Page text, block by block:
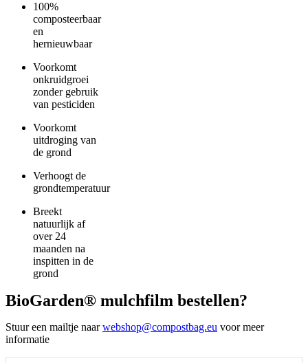
100%
composteerbaar
en
hernieuwbaar
Voorkomt
onkruidgroei
zonder gebruik
van pesticiden
Voorkomt
uitdroging van
de grond
Verhoogt de
grondtemperatuur
Breekt
natuurlijk af
over 24
maanden na
inspitten in de
grond
BioGarden® mulchfilm bestellen?
Stuur een mailtje naarwebshop@compostbag.eu voor meer
informatie